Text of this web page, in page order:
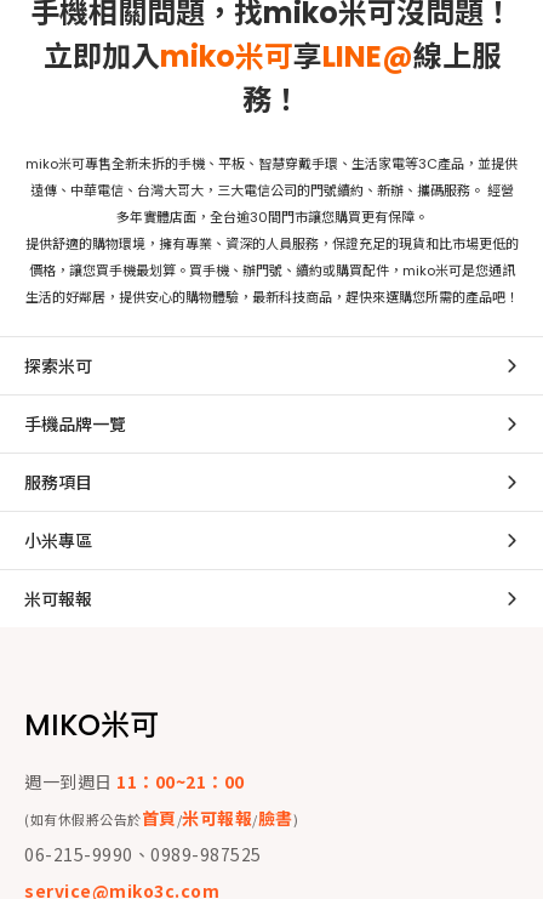
手機相關問題，找miko米可沒問題！
立即加入miko米可享LINE@線上服
務！
miko米可專售全新未拆的手機、平板、智慧穿戴手環、生活家電等3C產品，並提供
遠傳、中華電信、台灣大哥大，三大電信公司的門號續約、新辦、攜碼服務。 經營
多年實體店面，全台逾30間門市讓您購買更有保障。
提供舒適的購物環境，擁有專業、資深的人員服務，保證充足的現貨和比市場更低的
價格，讓您買手機最划算。買手機、辦門號、續約或購買配件，miko米可是您通訊
生活的好鄰居，提供安心的購物體驗，最新科技商品，趕快來選購您所需的產品吧！
探索米可
手機品牌一覽
服務項目
小米專區
米可報報
MIKO米可
週一到週日 11：00~21：00
(如有休假將公告於首頁/米可報報/臉書)
06-215-9990、0989-987525
service@miko3c.com